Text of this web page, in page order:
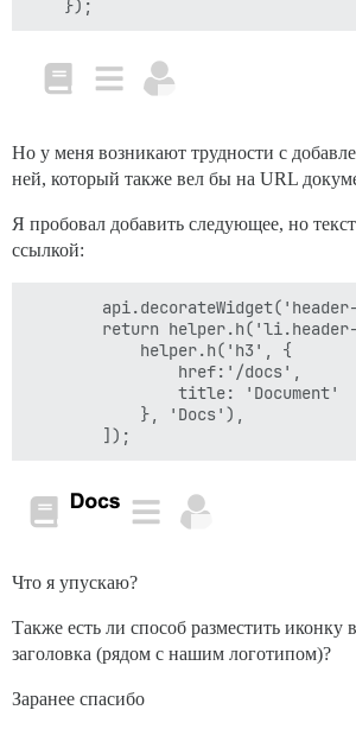
Но у меня возникают трудности с
ней, который также вел бы на URL
Я пробовал добавить следующее, но текст
ссылкой:
return
            helper.h('h3', {
                href:'/docs',
                title: 'Document'
            }, 'Docs'),
Что я упускаю?
Также есть ли способ разместить иконку
заголовка (рядом с нашим логотипом)?
Заранее спасибо